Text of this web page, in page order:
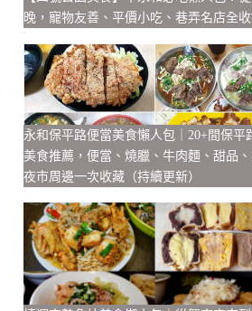
晚，寵物友善、平價小吃、巷弄名店全收
永和保平路便當美食懶人包｜20+間保平
美食推薦，便當、燒臘、牛肉麵、甜品
夜市周邊一次收藏（持續更新）